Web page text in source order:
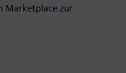
Marketplace zur